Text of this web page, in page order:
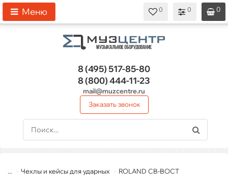
0
0
0
Меню
8 (495)517-85-80
8 (800)444-11-23
mail@muzcentre.ru
Заказать звонок
... Чехлы и кейсы для ударных ROLAND CB-BOCT